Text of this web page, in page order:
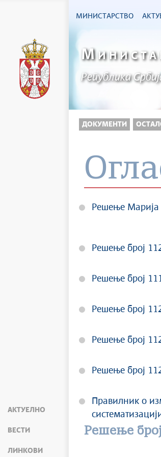
АКТУЕЛНО
ВЕСТИ
ЛИНКОВИ
МИНИСТАРСТВО
М
Република
ДОКУМЕНТИ
Решење
Решење број
Решење број
Решење број
Решење број
Решење број
Правилник о
Решење